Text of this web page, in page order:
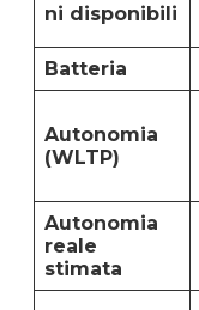
ni disponibili
Batteria
Autonomia
(WLTP)
Autonomia
reale
stimata